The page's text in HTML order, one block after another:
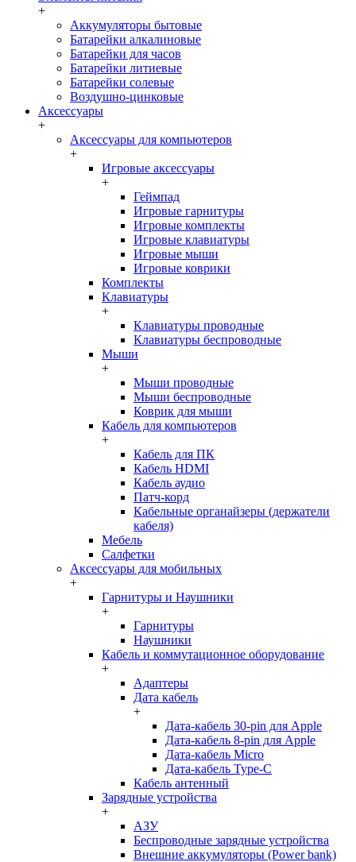
+
Аккумуляторы бытовые
Батарейки алкалиновые
Батарейки для часов
Батарейки литиевые
Батарейки солевые
Воздушно-цинковые
Аксессуары
+
Аксессуары для компьютеров
+
Игровые аксессуары
+
Геймпад
Игровые гарнитуры
Игровые комплекты
Игровые клавиатуры
Игровые мыши
Игровые коврики
Комплекты
Клавиатуры
+
Клавиатуры проводные
Клавиатуры беспроводные
Мыши
+
Мыши проводные
Мыши беспроводные
Коврик для мыши
Кабель для компьютеров
+
Кабель для ПК
Кабель HDMI
Кабель аудио
Патч-корд
Кабельные органайзеры (держатели
кабеля)
Мебель
Салфетки
Аксессуары для мобильных
+
Гарнитуры и Наушники
+
Гарнитуры
Наушники
Кабель и коммутационное оборудование
+
Адаптеры
Дата кабель
+
Дата-кабель 30-pin для Apple
Дата-кабель 8-pin для Apple
Дата-кабель Micro
Дата-кабель Type-C
Кабель антенный
Зарядные устройства
+
АЗУ
Беспроводные зарядные устройства
Внешние аккумуляторы (Power bank)